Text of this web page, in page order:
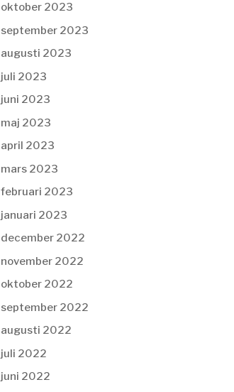
oktober 2023
september 2023
augusti 2023
juli 2023
juni 2023
maj 2023
april 2023
mars 2023
februari 2023
januari 2023
december 2022
november 2022
oktober 2022
september 2022
augusti 2022
juli 2022
juni 2022